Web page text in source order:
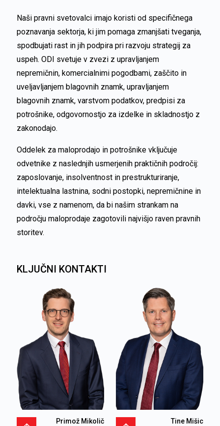
Naši pravni svetovalci imajo koristi od specifičnega
poznavanja sektorja, ki jim pomaga zmanjšati tveganja,
spodbujati rast in jih podpira pri razvoju strategij za
uspeh. ODI svetuje v zvezi z upravljanjem
nepremičnin, komercialnimi pogodbami, zaščito in
uveljavljanjem blagovnih znamk, upravljanjem
blagovnih znamk, varstvom podatkov, predpisi za
potrošnike, odgovornostjo za izdelke in skladnostjo z
zakonodajo.
Oddelek za maloprodajo in potrošnike vključuje
odvetnike z naslednjih usmerjenih praktičnih področij:
zaposlovanje, insolventnost in prestrukturiranje,
intelektualna lastnina, sodni postopki, nepremičnine in
davki, vse z namenom, da bi našim strankam na
področju maloprodaje zagotovili najvišjo raven pravnih
storitev.
KLJUČNI KONTAKTI
Primož Mikolič
Tine Mišic